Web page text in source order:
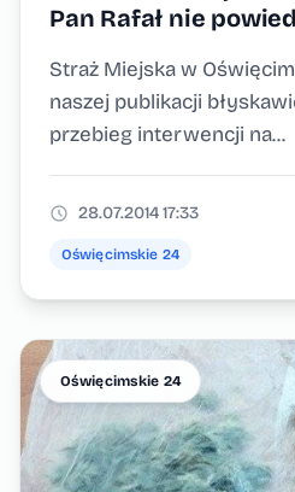
Pan Rafał nie
Straż Miejska w
naszej publikacji
przebieg interwencji na...
28.07.2014 17:33
Oświęcimskie 24
Oświęcimskie 24